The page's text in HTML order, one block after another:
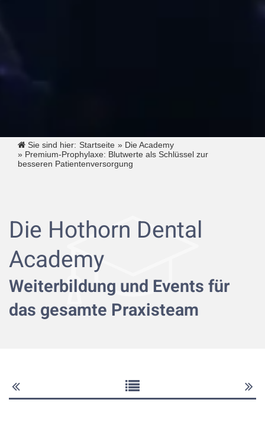
Sie sind hier: Startseite » Die Academy
» Premium-Prophylaxe: Blutwerte als Schlüssel zur
besseren Patientenversorgung
Die Hothorn Dental
Academy
Weiterbildung und Events für
das gesamte Praxisteam